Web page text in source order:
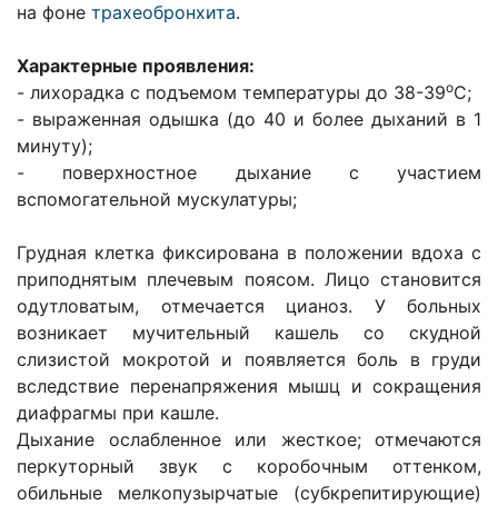
на фоне трахеобронхита.
Характерные проявления:
- лихорадка с подъемом температуры до 38-39оС;
- выраженная одышка (до 40 и более дыханий в 1
минуту);
- поверхностное дыхание с участием
вспомогательной мускула­туры;
Грудная клетка фиксирована в положении вдоха с
приподнятым плечевым поясом. Лицо становится
одутло­ватым, отмечается цианоз. У больных
возникает мучительный кашель со скудной
слизистой мокротой и появляется боль в груди
вследствие пе­ренапряжения мышц и сокращения
диафрагмы при кашле.
Дыхание ослабленное или жесткое; отмечаются
перкуторный звук с коробочным оттенком,
обильные мелкопузырчатые (субкрепитирующие)